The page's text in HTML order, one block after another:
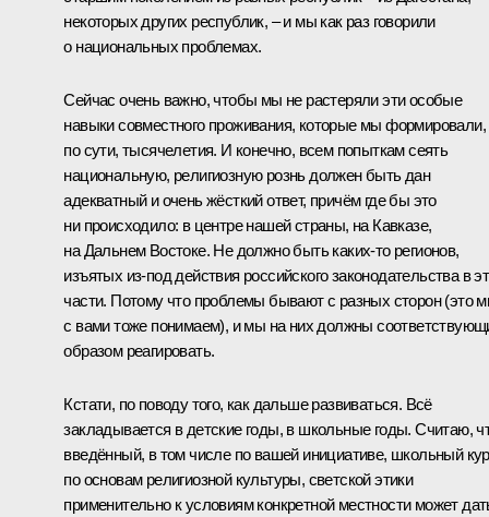
некоторых других республик, – и мы как раз говорили
о национальных проблемах.
Сейчас очень важно, чтобы мы не растеряли эти особые
навыки совместного проживания, которые мы формировали,
по сути, тысячелетия. И конечно, всем попыткам сеять
национальную, религиозную рознь должен быть дан
адекватный и очень жёсткий ответ, причём где бы это
ни происходило: в центре нашей страны, на Кавказе,
на Дальнем Востоке. Не должно быть каких‑то регионов,
изъятых из‑под действия российского законодательства в
части. Потому что проблемы бывают с разных сторон (это
с вами тоже понимаем), и мы на них должны
образом реагировать.
Кстати, по поводу того, как дальше развиваться. Всё
закладывается в детские годы, в школьные годы. Считаю,
введённый, в том числе по вашей инициативе, школьный
по основам религиозной культуры, светской этики
применительно к условиям конкретной местности может